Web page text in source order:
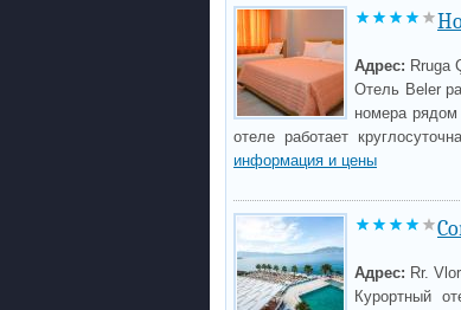
Адрес: Rruga
Отель Beler
номера рядом
отеле работает
информация и цены
Адрес: Rr.
Курортный